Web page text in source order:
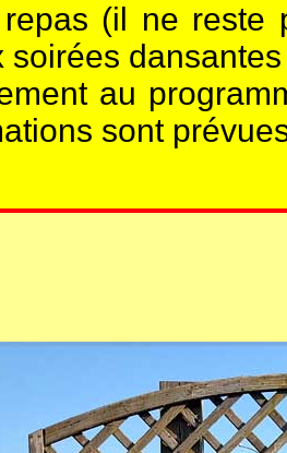
(il ne reste
soirées
au
sont